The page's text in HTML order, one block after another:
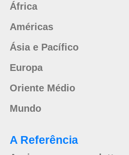
África
Américas
Ásia e Pacífico
Europa
Oriente Médio
Mundo
A Referência